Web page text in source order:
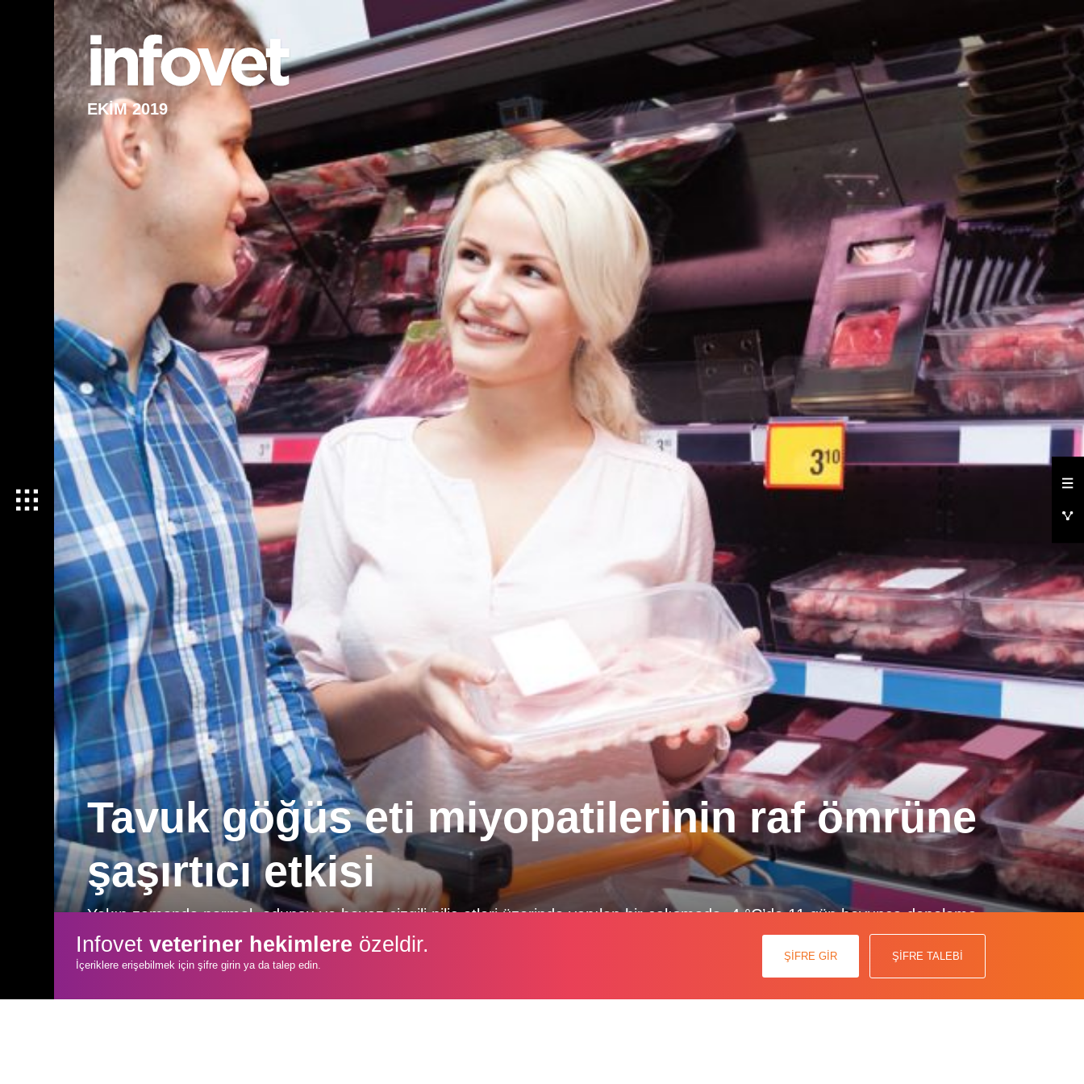
EKİM 2019
Tavuk göğüs eti miyopatilerinin raf ömrüne
şaşırtıcı etkisi
Yakın zamanda normal, odunsu ve beyaz çizgili piliç etleri üzerinde yapılan bir çalışmada, 4 °C’de 11 gün boyunca depolama
sırasında, bu göğüs eti miyopatilerinin raf ömrü, raf kalitesi ve bakteri sayımı üzerindeki etkileri ele alınmıştır ve şaşırtıcı
sonuçlar elde edilmiştir.
Infovetveteriner hekimlere özeldir.
İçeriklere erişebilmek için şifre girin ya da talep edin.
ŞİFRE GİR ŞİFRE TALEBİ